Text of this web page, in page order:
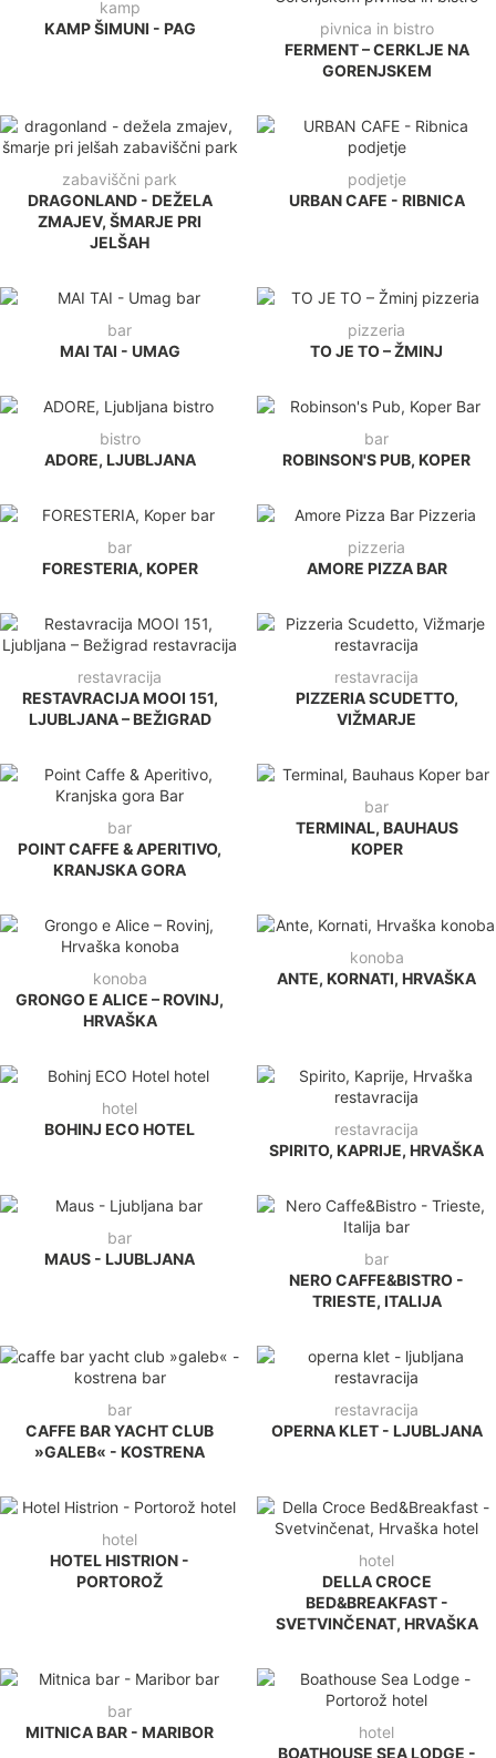
kamp
KAMP ŠIMUNI - PAG
pivnica in bistro
FERMENT – CERKLJE NA
GORENJSKEM
zabaviščni park
DRAGONLAND - DEŽELA
ZMAJEV, ŠMARJE PRI
JELŠAH
podjetje
URBAN CAFE - RIBNICA
bar
MAI TAI - UMAG
pizzeria
TO JE TO – ŽMINJ
bistro
ADORE, LJUBLJANA
bar
ROBINSON'S PUB, KOPER
bar
FORESTERIA, KOPER
pizzeria
AMORE PIZZA BAR
restavracija
RESTAVRACIJA MOOI 151,
LJUBLJANA – BEŽIGRAD
restavracija
PIZZERIA SCUDETTO,
VIŽMARJE
bar
POINT CAFFE & APERITIVO,
KRANJSKA GORA
bar
TERMINAL, BAUHAUS
KOPER
konoba
GRONGO E ALICE – ROVINJ,
HRVAŠKA
konoba
ANTE, KORNATI, HRVAŠKA
hotel
BOHINJ ECO HOTEL
restavracija
SPIRITO, KAPRIJE, HRVAŠKA
bar
MAUS - LJUBLJANA
bar
NERO CAFFE&BISTRO -
TRIESTE, ITALIJA
bar
CAFFE BAR YACHT CLUB
»GALEB« - KOSTRENA
restavracija
OPERNA KLET - LJUBLJANA
hotel
HOTEL HISTRION -
PORTOROŽ
hotel
DELLA CROCE
BED&BREAKFAST -
SVETVINČENAT, HRVAŠKA
bar
MITNICA BAR - MARIBOR
hotel
BOATHOUSE SEA LODGE -